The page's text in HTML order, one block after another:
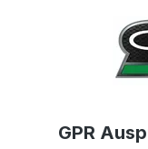
GPR